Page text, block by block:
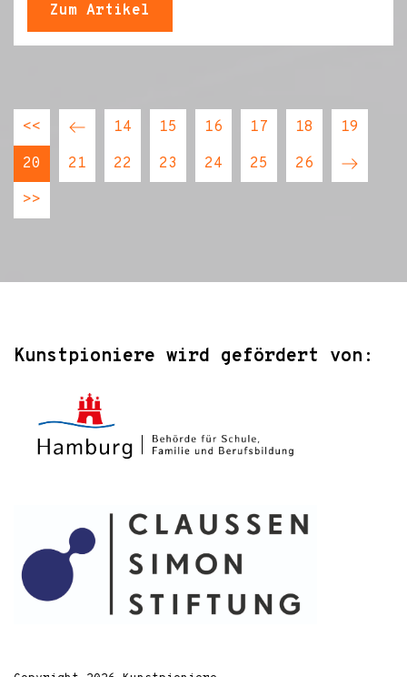
Zum Artikel
<< 14 15 16 17 18
19
20
21 22 23 24 25
26
>>
Kunstpioniere wird gefördert von: